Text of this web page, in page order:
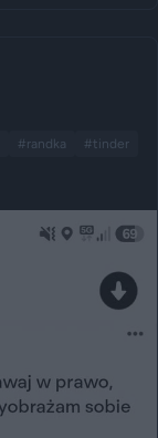
#randka
#tinder